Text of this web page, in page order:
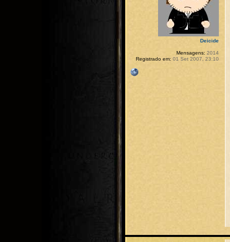
Deicide
Mensagens: 2014
Registrado em: 01 Set 2007, 23:10